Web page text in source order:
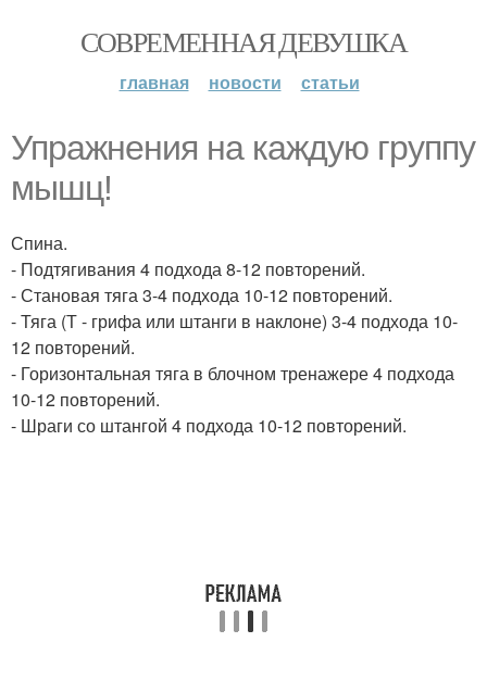
СОВРЕМЕННАЯ ДЕВУШКА
главная новости статьи
Упражнения на каждую группу
мышц!
Спина.
- Подтягивания 4 подхода 8-12 повторений.
- Становая тяга 3-4 подхода 10-12 повторений.
- Тяга (Т - грифа или штанги в наклоне) 3-4 подхода 10-
12 повторений.
- Горизонтальная тяга в блочном тренажере 4 подхода
10-12 повторений.
- Шраги со штангой 4 подхода 10-12 повторений.